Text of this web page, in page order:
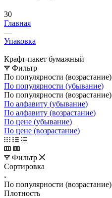
30
Главная
—
Упаковка
—
Крафт-пакет бумажный
Фильтр
По популярности (возрастание)
По популярности (убывание)
По популярности (возрастание)
По алфавиту (убывание)
По алфавиту (возрастание)
По цене (убывание)
По цене (возрастание)
Фильтр
Сортировка
По популярности (возрастание)
Плотность